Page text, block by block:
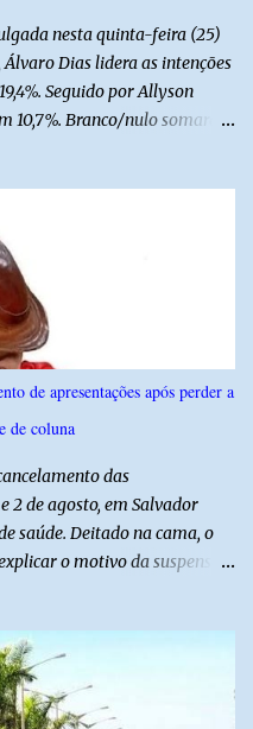
nesta quinta-feira (25)
Dias lidera as intenções
Seguido por Allyson
10,7%. Branco/nulo somaram
de 2026. O levantamento
percentuais e nível de
09520/2026
de apresentações após perder a
de coluna
das
2 de agosto, em Salvador
saúde. Deitado na cama, o
o motivo da suspensão
contou que
de perder a capacidade
conseguindo nem me